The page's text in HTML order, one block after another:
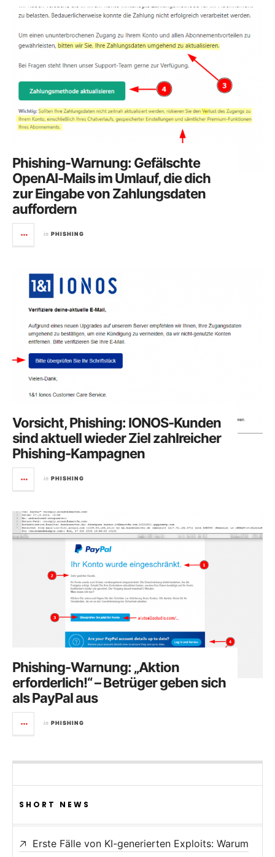
Phishing-Warnung: Gefälschte
OpenAI-Mails im Umlauf, die dich
zur Eingabe von Zahlungsdaten
auffordern
in PHISHING
Vorsicht, Phishing: IONOS-Kunden
sind aktuell wieder Ziel zahlreicher
Phishing-Kampagnen
in PHISHING
Phishing-Warnung: „Aktion
erforderlich!“ – Betrüger geben sich
als PayPal aus
in PHISHING
SHORT NEWS
Erste Fälle von KI-generierten Exploits: Warum